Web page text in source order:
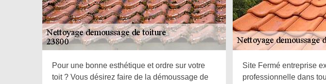
Pour une bonne esthétique et ordre sur votre
toit ? Vous désirez faire de la démoussage de
Site Fermé entreprise
professionnelle dans